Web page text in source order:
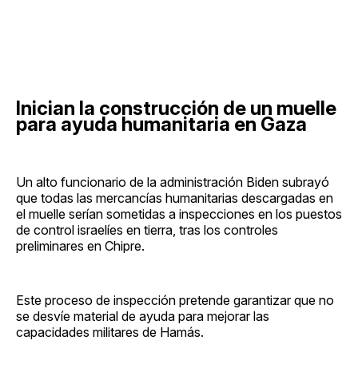
Inician la construcción de un muelle
para ayuda humanitaria en Gaza
Un alto funcionario de la administración Biden subrayó
que todas las mercancías humanitarias descargadas en
el muelle serían sometidas a inspecciones en los puestos
de control israelíes en tierra, tras los controles
preliminares en Chipre.
Este proceso de inspección pretende garantizar que no
se desvíe material de ayuda para mejorar las
capacidades militares de Hamás.